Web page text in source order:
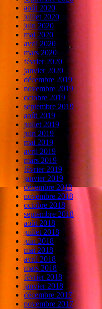
août 2020
juillet 2020
juin 2020
mai 2020
avril 2020
mars 2020
février 2020
janvier 2020
décembre 2019
novembre 2019
octobre 2019
septembre 2019
août 2019
juillet 2019
juin 2019
mai 2019
avril 2019
mars 2019
février 2019
janvier 2019
décembre 2018
novembre 2018
octobre 2018
septembre 2018
août 2018
juillet 2018
juin 2018
mai 2018
avril 2018
mars 2018
février 2018
janvier 2018
décembre 2017
novembre 2017